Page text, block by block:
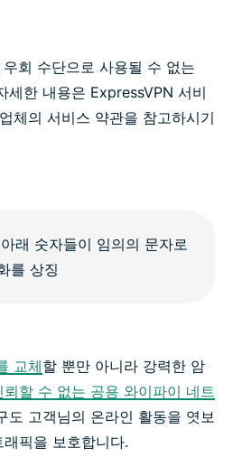
회 수단으로 사용될 수 없는
세한 내용은 ExpressVPN 서비
체의 서비스 약관을 참고하시기
교체할 뿐만 아니라 강력한 암
뢰할 수 없는 공용 와이파이 네트
도 고객님의 온라인 활동을 엿보
픽을 보호합니다.